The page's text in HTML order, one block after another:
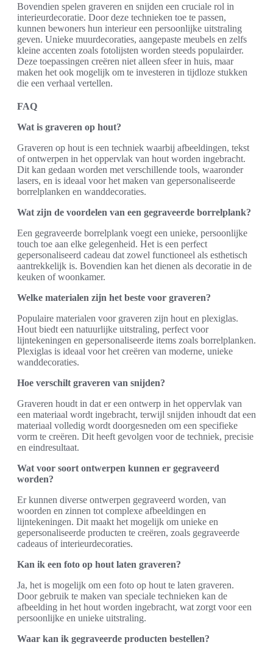
Bovendien spelen graveren en snijden een cruciale rol in
interieurdecoratie. Door deze technieken toe te passen,
kunnen bewoners hun interieur een persoonlijke uitstraling
geven. Unieke muurdecoraties, aangepaste meubels en zelfs
kleine accenten zoals fotolijsten worden steeds populairder.
Deze toepassingen creëren niet alleen sfeer in huis, maar
maken het ook mogelijk om te investeren in tijdloze stukken
die een verhaal vertellen.
FAQ
Wat is graveren op hout?
Graveren op hout is een techniek waarbij afbeeldingen, tekst
of ontwerpen in het oppervlak van hout worden ingebracht.
Dit kan gedaan worden met verschillende tools, waaronder
lasers, en is ideaal voor het maken van gepersonaliseerde
borrelplanken en wanddecoraties.
Wat zijn de voordelen van een gegraveerde borrelplank?
Een gegraveerde borrelplank voegt een unieke, persoonlijke
touch toe aan elke gelegenheid. Het is een perfect
gepersonaliseerd cadeau dat zowel functioneel als esthetisch
aantrekkelijk is. Bovendien kan het dienen als decoratie in de
keuken of woonkamer.
Welke materialen zijn het beste voor graveren?
Populaire materialen voor graveren zijn hout en plexiglas.
Hout biedt een natuurlijke uitstraling, perfect voor
lijntekeningen en gepersonaliseerde items zoals borrelplanken.
Plexiglas is ideaal voor het creëren van moderne, unieke
wanddecoraties.
Hoe verschilt graveren van snijden?
Graveren houdt in dat er een ontwerp in het oppervlak van
een materiaal wordt ingebracht, terwijl snijden inhoudt dat een
materiaal volledig wordt doorgesneden om een specifieke
vorm te creëren. Dit heeft gevolgen voor de techniek, precisie
en eindresultaat.
Wat voor soort ontwerpen kunnen er gegraveerd
worden?
Er kunnen diverse ontwerpen gegraveerd worden, van
woorden en zinnen tot complexe afbeeldingen en
lijntekeningen. Dit maakt het mogelijk om unieke en
gepersonaliseerde producten te creëren, zoals gegraveerde
cadeaus of interieurdecoraties.
Kan ik een foto op hout laten graveren?
Ja, het is mogelijk om een foto op hout te laten graveren.
Door gebruik te maken van speciale technieken kan de
afbeelding in het hout worden ingebracht, wat zorgt voor een
persoonlijke en unieke uitstraling.
Waar kan ik gegraveerde producten bestellen?